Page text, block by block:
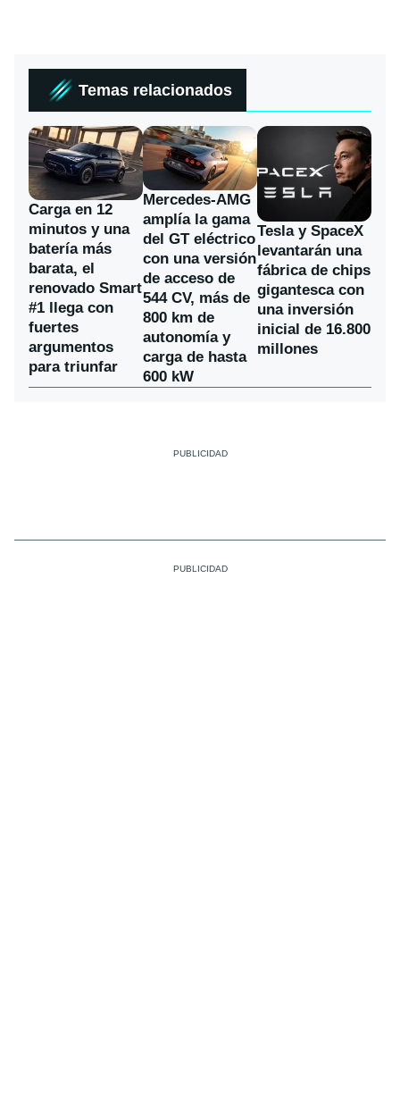
Temas relacionados
Carga en 12
minutos y una
batería más
barata, el
renovado Smart
#1 llega con
fuertes
argumentos
para triunfar
Mercedes-AMG
amplía la gama
del GT eléctrico
con una versión
de acceso de
544 CV, más de
800 km de
autonomía y
carga de hasta
600 kW
Tesla y SpaceX
levantarán una
fábrica de chips
gigantesca con
una inversión
inicial de 16.800
millones